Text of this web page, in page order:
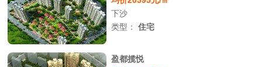
下沙
类型：住宅
盈都揽悦